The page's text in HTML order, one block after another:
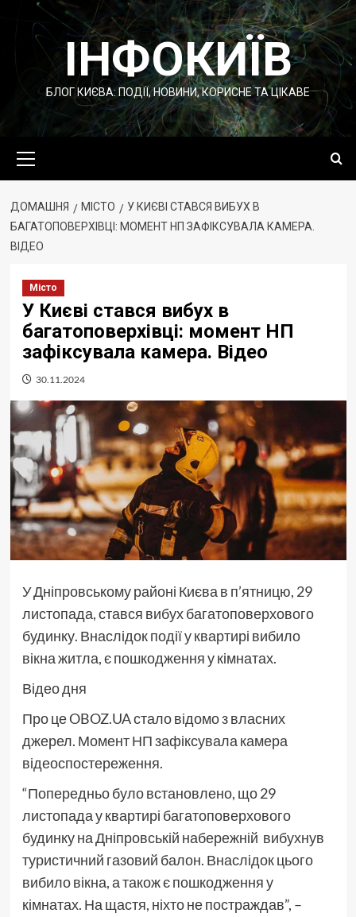
Перейти
ІНФОКИЇВ
БЛОГ КИЄВА: ПОДІЇ, НОВИНИ, КОРИСНЕ ТА ЦІКАВЕ
меню
ДОМАШНЯ МІСТО
У КИЄВІ СТАВСЯ ВИБУХ В
БАГАТОПОВЕРХІВЦІ: МОМЕНТ НП ЗАФІКСУВАЛА КАМЕРА.
ВІДЕО
Місто
У Києві стався вибух в
багатоповерхівці: момент НП
зафіксувала камера. Відео
30.11.2024
У Дніпровському районі Києва в п’ятницю, 29
листопада, стався вибух багатоповерхового
будинку. Внаслідок події у квартирі вибило
вікна житла, є пошкодження у кімнатах.
Відео дня
Про це OBOZ.UA стало відомо з власних
джерел. Момент НП зафіксувала камера
відеоспостереження.
“Попередньо було встановлено, що 29
листопада у квартирі багатоповерхового
будинку на Дніпровській набережній вибухнув
туристичний газовий балон. Внаслідок цього
вибило вікна, а також є пошкодження у
кімнатах. На щастя, ніхто не постраждав”, –